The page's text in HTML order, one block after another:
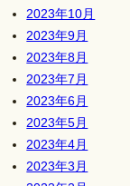
2023年10月
2023年9月
2023年8月
2023年7月
2023年6月
2023年5月
2023年4月
2023年3月